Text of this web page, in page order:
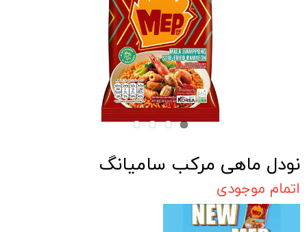
نودل ماهی مرکب سامیانگ
اتمام موجودی